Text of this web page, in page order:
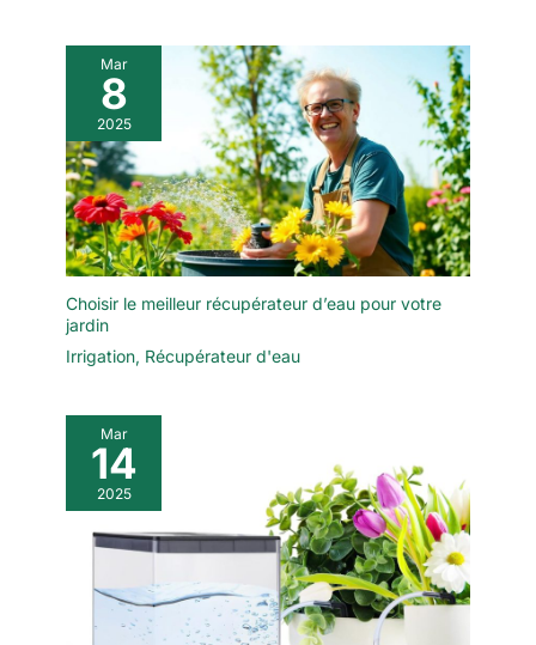
Mar
8
2025
Choisir le meilleur récupérateur d’eau pour votre
jardin
Irrigation, Récupérateur d'eau
Mar
14
2025